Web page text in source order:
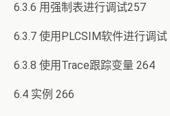
6.3.6 用强制表进行调试257
6.3.7 使用PLCSIM软件进行调试
6.3.8 使用Trace跟踪变量 264
6.4 实例 266